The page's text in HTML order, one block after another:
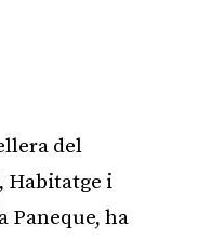
del
Habitatge i
Paneque, ha